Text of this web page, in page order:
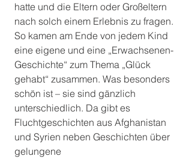
hatte und die Eltern oder Großeltern
nach solch einem Erlebnis zu fragen.
So kamen am Ende von jedem Kind
eine eigene und eine „Erwachsenen-
Geschichte“ zum Thema „Glück
gehabt“ zusammen. Was besonders
schön ist – sie sind gänzlich
unterschiedlich. Da gibt es
Fluchtgeschichten aus Afghanistan
und Syrien neben Geschichten über
gelungene